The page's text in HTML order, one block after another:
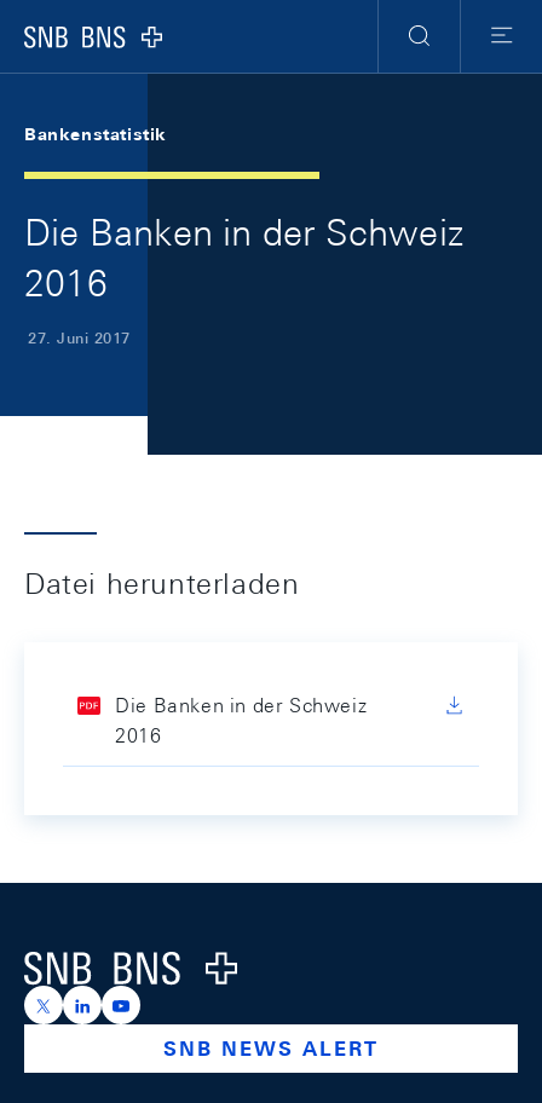
Logo
Suche
Menu
Bankenstatistik
Die Banken in der Schweiz
2016
27. Juni 2017
Datei herunterladen
Die Banken in der Schweiz
2016
Logo
https://x.com/snb_bns
https://ch.linkedin.com/company/swiss-national-
https://www.youtube.com/@swissnationalbank
SNB NEWS ALERT